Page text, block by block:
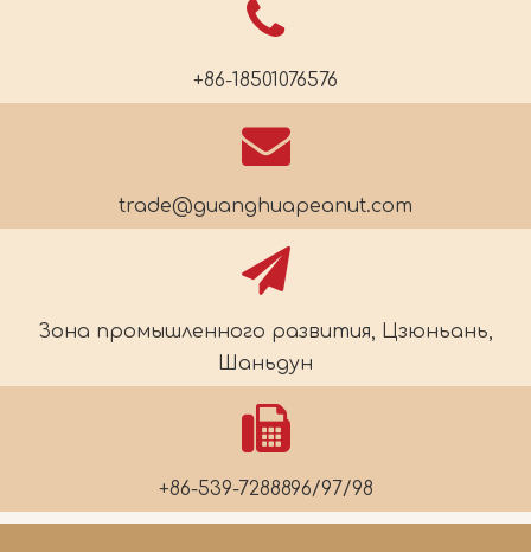
+86-18501076576
trade@guanghuapeanut.com
Зона промышленного развития, Цзюньань,
Шаньдун
+86-539-7288896/97/98